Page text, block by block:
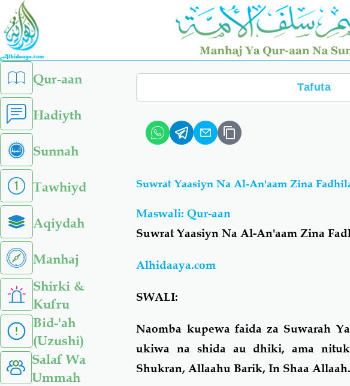
Skip
main
content
left
sidebar
menu
Qur-aan
Hadiyth
Sunnah
Tawhiyd
Aqiydah
Manhaj
Shirki &
Kufru
Bid-'ah
(Uzushi)
Salaf Wa
Ummah
Search
Suwrat Yaasiyn Na Al-An'aam Zina
Maswali: Qur-aan
Suwrat Yaasiyn Na Al-An'aam Zina
Alhidaaya.com
SWALI:
Naomba kupewa faida za Suwarah
ukiwa na shida au dhiki, ama
Shukran, Allaahu Barik, In Shaa Allaah.